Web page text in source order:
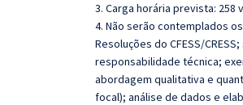
3. Carga horária prevista: 258
4. Não serão contemplados
Resoluções do CFESS/
responsabilidade técnica;
abordagem qualitativa e
focal); análise de dados e